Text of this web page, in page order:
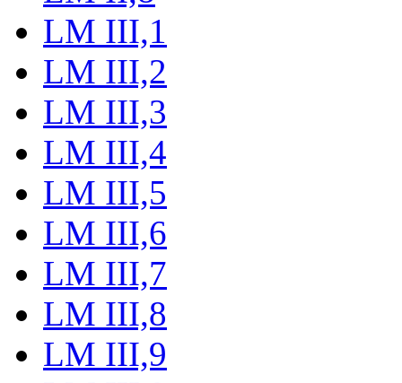
LM III,1
LM III,2
LM III,3
LM III,4
LM III,5
LM III,6
LM III,7
LM III,8
LM III,9